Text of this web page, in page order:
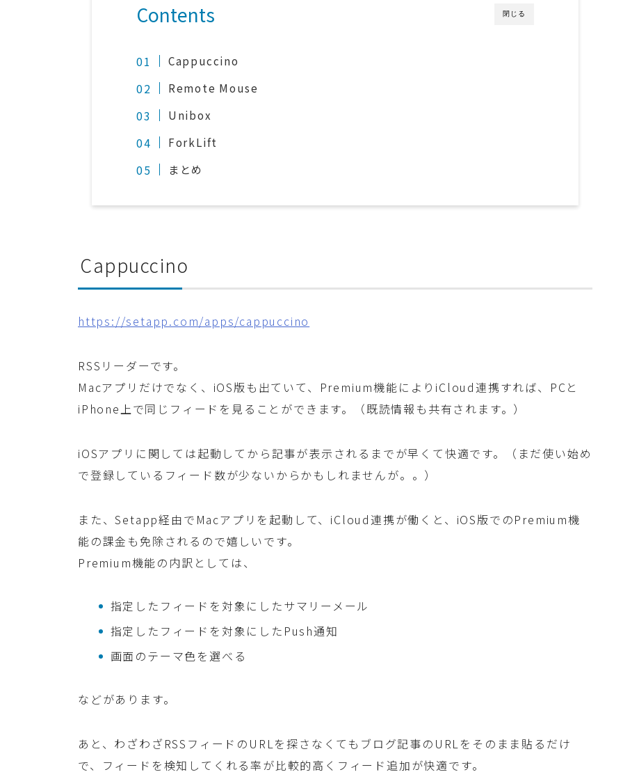
閉じる
Contents
Cappuccino
Remote Mouse
Unibox
ForkLift
まとめ
Cappuccino
https://setapp.com/apps/cappuccino
RSSリーダーです。
Macアプリだけでなく、iOS版も出ていて、Premium機能によりiCloud連携すれば、PCと
iPhone上で同じフィードを見ることができます。（既読情報も共有されます。）
iOSアプリに関しては起動してから記事が表示されるまでが早くて快適です。（まだ使い始め
で登録しているフィード数が少ないからかもしれませんが。。）
また、Setapp経由でMacアプリを起動して、iCloud連携が働くと、iOS版でのPremium機
能の課金も免除されるので嬉しいです。
Premium機能の内訳としては、
指定したフィードを対象にしたサマリーメール
指定したフィードを対象にしたPush通知
画面のテーマ色を選べる
などがあります。
あと、わざわざRSSフィードのURLを探さなくてもブログ記事のURLをそのまま貼るだけ
で、フィードを検知してくれる率が比較的高くフィード追加が快適です。